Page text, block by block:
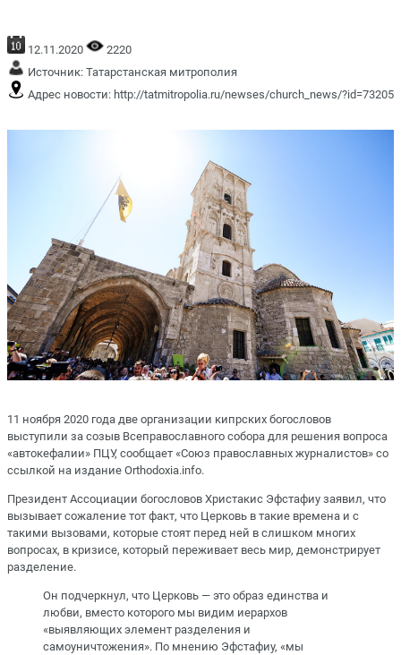
12.11.2020
2220
Источник: Татарстанская митрополия
Адрес новости: http://tatmitropolia.ru/newses/church_news/?id=73205
11 ноября 2020 года две организации кипрских богословов
выступили за созыв Всеправославного собора для решения вопроса
«автокефалии» ПЦУ, сообщает «Союз православных журналистов» со
ссылкой на издание Orthodoxia.info.
Президент Ассоциации богословов Христакис Эфстафиу заявил, что
вызывает сожаление тот факт, что Церковь в такие времена и с
такими вызовами, которые стоят перед ней в слишком многих
вопросах, в кризисе, который переживает весь мир, демонстрирует
разделение.
Он подчеркнул, что Церковь — это образ единства и
любви, вместо которого мы видим иерархов
«выявляющих элемент разделения и
самоуничтожения». По мнению Эфстафиу, «мы